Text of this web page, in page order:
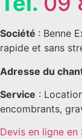
Société : Benne
rapide et sans
Adresse du
Service :
encombrants,
Devis en ligne en